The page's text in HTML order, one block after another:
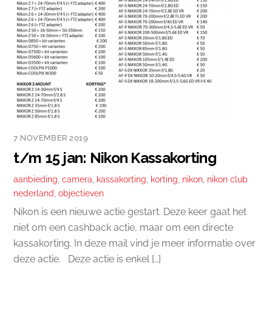
7 NOVEMBER 2019
t/m 15 jan: Nikon Kassakorting
aanbieding ,camera kassakorting korting nikon nikon club
nederland ,objectieven
Nikon is een nieuwe actie gestart. Deze keer gaat het
niet om een cashback actie, maar om een directe
kassakorting. In deze mail vind je meer informatie over
deze actie. Deze actie is enkel […]